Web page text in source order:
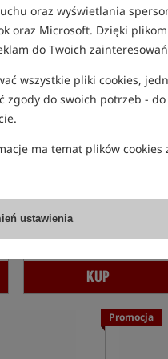
oraz wyświetlania
oraz Microsoft. Dzięki
do Twoich
wszystkie pliki cookies,
zgody do swoich potrzeb -
ma temat plików cookies
ustawienia
Promocja
SHIMANO Aero X7A
1 339,99PLN
Cena kat.:
Min. cena z 30 dni przed
KUP
Promocja